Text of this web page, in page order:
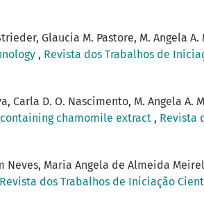
Glaucia M. Pastore, M. Angela
, Revista dos Trabalhos de
Carla D. O. Nascimento, M. Angela A.
chamomile extract , Revista
Neves, Maria Angela de Almeida
Revista dos Trabalhos de Iniciação